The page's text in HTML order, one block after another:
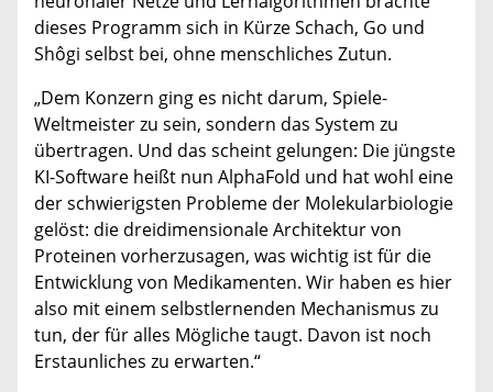
dieses Programm sich in Kürze Schach, Go und
Shôgi selbst bei, ohne menschliches Zutun.
„Dem Konzern ging es nicht darum, Spiele-
Weltmeister zu sein, sondern das System zu
übertragen. Und das scheint gelungen: Die jüngste
KI-Software heißt nun AlphaFold und hat wohl eine
der schwierigsten Probleme der Molekularbiologie
gelöst: die dreidimensionale Architektur von
Proteinen vorherzusagen, was wichtig ist für die
Entwicklung von Medikamenten. Wir haben es hier
also mit einem selbstlernenden Mechanismus zu
tun, der für alles Mögliche taugt. Davon ist noch
Erstaunliches zu erwarten.“